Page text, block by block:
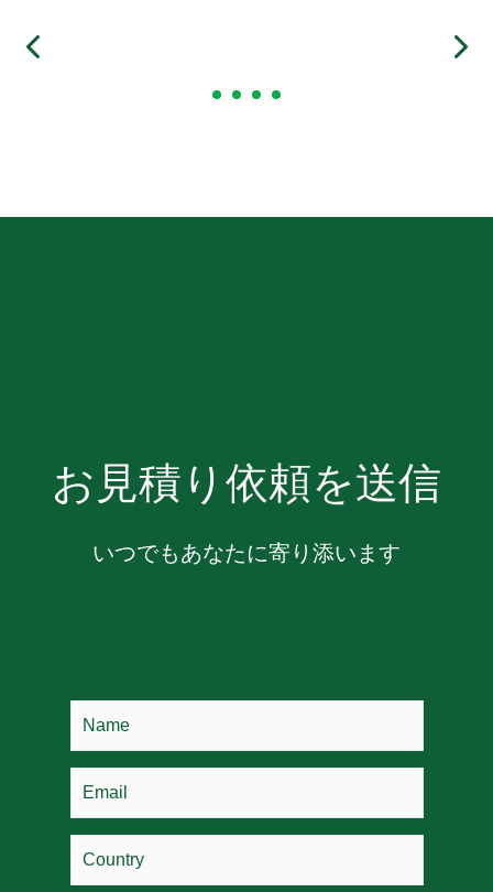
お見積り依頼を送信
いつでもあなたに寄り添います